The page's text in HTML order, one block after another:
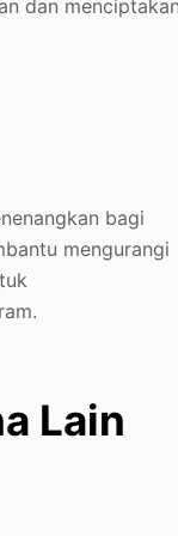
dan
bagi
mengurangi
Lain